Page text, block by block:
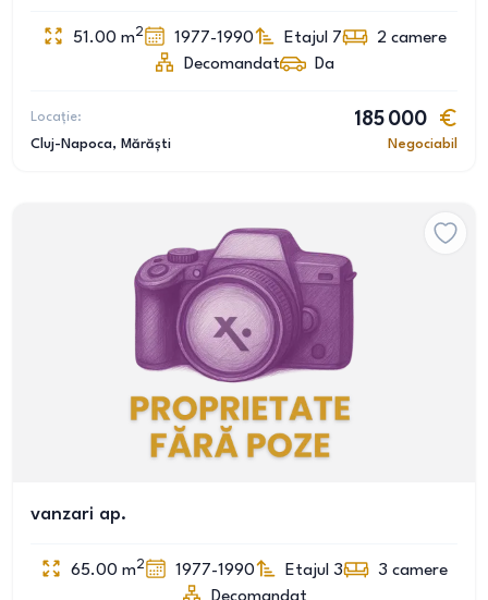
51.00 m2 1977-1990 Etajul 7 2 camere
Decomandat
Da
Locație:
Cluj-Napoca, Mărăști
185 000
Negociabil
vanzari ap.
65.00 m2 1977-1990 Etajul 3 3 camere